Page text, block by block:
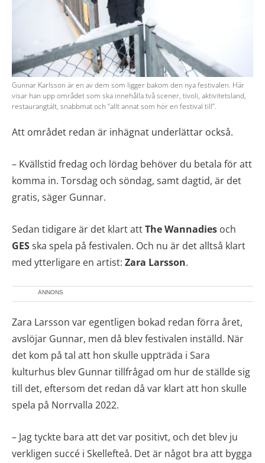
Gunnar Karlsson är en av dem som ligger bakom den nya festivalen. Här
visar han upp området som ska innehålla två scener, tivoli, aktivitetsland,
restaurangtält, snabbmat och ”allt annat som hör en festival till”.
Att området redan är inhägnat underlättar också.
– Kvällstid fredag och lördag behöver du betala för att
komma in. Torsdag och söndag, samt dagtid, är det
gratis, säger Gunnar.
Sedan tidigare är det klart attThe Wannadies och
GESska spela på festivalen. Och nu är det alltså klart
med ytterligare en artist: Zara Larsson.
ANNONS
Zara Larsson var egentligen bokad redan förra året,
avslöjar Gunnar, men då blev festivalen inställd. När
det kom på tal att hon skulle uppträda i Sara
kulturhus blev Gunnar tillfrågad om hur de ställde sig
till det, eftersom det redan då var klart att hon skulle
spela på Norrvalla 2022.
– Jag tyckte bara att det var positivt, och det blev ju
verkligen succé i Skellefteå. Det är något bra att bygga